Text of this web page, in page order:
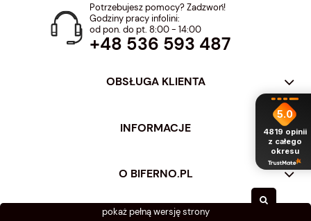
Potrzebujesz pomocy? Zadzwoń!
Godziny pracy infolini:
od pon. do pt. 8:00 - 14:00
+48 536 593 487
OBSŁUGA KLIENTA
INFORMACJE
O BIFERNO.PL
pokaż pełną wersję strony
5.0
4819 opinii
z całego
okresu